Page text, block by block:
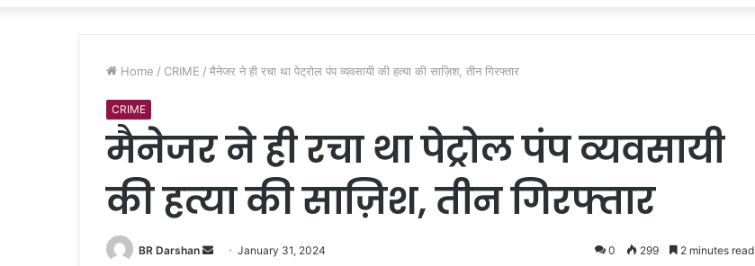
Home / CRIME / मैनेजर ने ही रचा था पेट्रोल पंप व्यवसायी की हत्या की साज़िश, तीन गिरफ्तार
CRIME
मैनेजर ने ही रचा था पेट्रोल पंप व्यवसायी
की हत्या की साज़िश, तीन गिरफ्तार
BR Darshan January 31, 2024 0 299 2 minutes read